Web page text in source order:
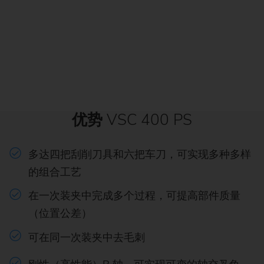
优势 VSC 400 PS
多达四把刮削刀具和六把车刀，可实现多种多样
的组合工艺
在一次装夹中完成多个过程，可提高部件质量
（位置公差）
可在同一次装夹中去毛刺